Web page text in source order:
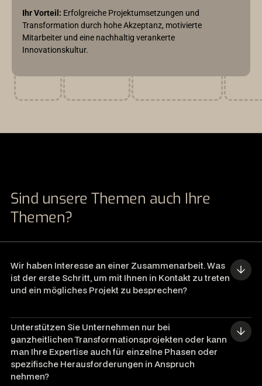
Ihr Vorteil: Erfolgreiche Projektumsetzungen und
Transformation durch hohe Akzeptanz, motivierte
Mitarbeiter und eine nachhaltig verankerte
Innovationskultur.
Sind unsere Themen auch Ihre
Themen?
Wir haben Interesse an einer Zusammenarbeit. Was
ist der erste Schritt, um mit Ihnen in Kontakt zu treten
und ein mögliches Projekt zu besprechen?
Unterstützen Sie Unternehmen nur bei
ganzheitlichen Transformationsprojekten oder kann
man Ihre Expertise auch für einzelne Phasen oder
spezifische Herausforderungen in Anspruch
nehmen?